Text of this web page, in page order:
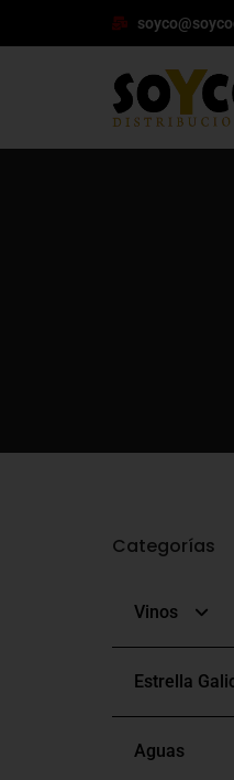
Categorías
Vinos
Tintos
Estrella
Aguas